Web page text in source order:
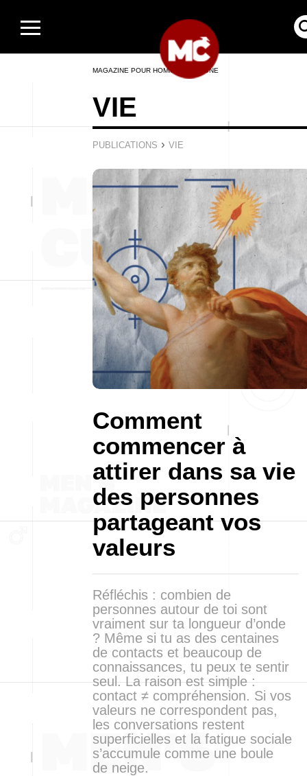
MAGAZINE POUR HOMMES EN LIGNE
VIE
PUBLICATIONS › VIE
Comment
commencer à
attirer dans sa vie
des personnes
partageant vos
valeurs
Réfléchis : combien de
personnes autour de toi sont
vraiment sur ta longueur d’onde
? Même si tu as des centaines
de contacts et beaucoup de
connaissances, tu peux te sentir
seul. La raison est simple :
contact ≠ compréhension. Si vos
valeurs ne correspondent pas,
les conversations restent
superficielles et la fatigue sociale
s’accumule comme une boule
de neige.